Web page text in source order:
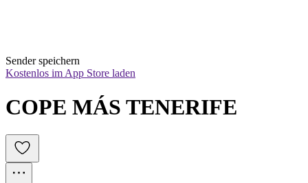
Sender speichern
Kostenlos im App Store laden
COPE MÁS TENERIFE